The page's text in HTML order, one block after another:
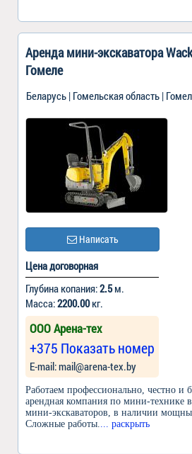
Аренда мини-экскаватора
Гомеле
Беларусь | Гомельская область |
Написать
Цена договорная
Глубина копания:2.5м.
Масса:2200.00кг.
ООО Арена-тех
+375 Показать номер
Е-mail: mail@arena-tex.by
Работаем профессионально, честно и
арендная компания по мини-технике
мини-экскаваторов, в наличии
Сложные работы.... раскрыть